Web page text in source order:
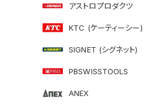
アストロプロダクツ
KTC (ケーティーシー)
SIGNET (シグネット)
PBSWISSTOOLS
ANEX